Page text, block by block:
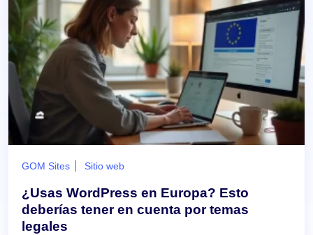
GOM Sites Sitio web
¿Usas WordPress en Europa? Esto
deberías tener en cuenta por temas
legales